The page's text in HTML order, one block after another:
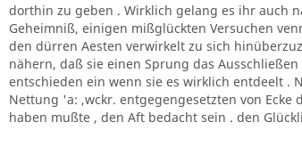
dorthin zu geben . Wirklich gelang es ihr auch
Geheimniß, einigen mißglückten Versuchen
den dürren Aesten verwirkelt zu sich
nähern, daß sie einen Sprung das
entschieden ein wenn sie es wirklich entdeelt .
Nettung 'a: ,wckr. entgegengesetzten von Ecke
haben mußte , den Aft bedacht sein . den